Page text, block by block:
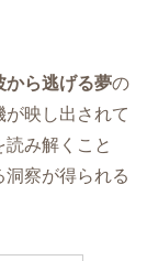
から逃げる夢の
映し出されて
み解くこと
察が得られる